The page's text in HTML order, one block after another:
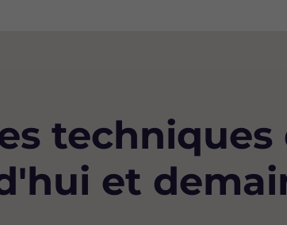
et